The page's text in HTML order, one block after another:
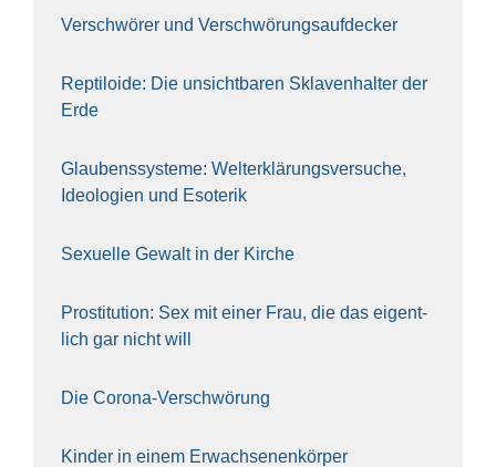
Ver­schwö­rer und Verschwörungs­aufdecker
Rep­ti­lo­ide: Die unsicht­ba­ren Skla­ven­hal­ter der
Erde
Glau­bens­sys­te­me: Welt­erklä­rungs­ver­su­che,
Ideo­lo­gien und Eso­te­rik
Sexu­el­le Gewalt in der Kir­che
Pro­sti­tu­ti­on: Sex mit einer Frau, die das eigent­
lich gar nicht will
Die Coro­na-Ver­schwö­rung
Kin­der in einem Erwach­se­nen­kör­per